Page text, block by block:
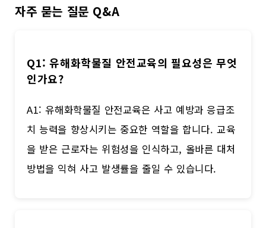
자주 묻는 질문 Q&A
Q1: 유해화학물질 안전교육의 필요성은 무엇
인가요?
A1: 유해화학물질 안전교육은 사고 예방과 응급조
치 능력을 향상시키는 중요한 역할을 합니다. 교육
을 받은 근로자는 위험성을 인식하고, 올바른 대처
방법을 익혀 사고 발생률을 줄일 수 있습니다.